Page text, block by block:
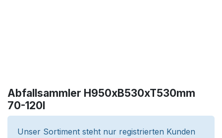
Abfallsammler H950xB530xT530mm
70-120l
Unser Sortiment steht nur registrierten Kunden